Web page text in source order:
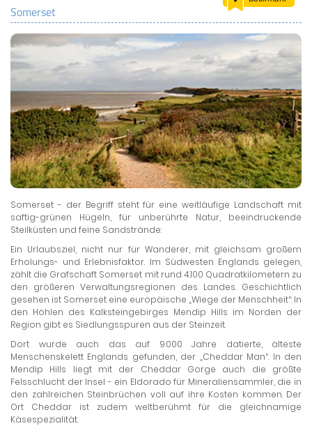
LERNCENTER
ENGLISCH
ENGLAND ZUHAUSE
BRITISH SHOP
Somerset
Somerset - der Begriff steht für eine weitläufige Landschaft mit
saftig-grünen Hügeln, für unberührte Natur, beeindruckende
Steilküsten und feine Sandstrände:
Ein Urlaubsziel, nicht nur für Wanderer, mit gleichsam großem
Erholungs- und Erlebnisfaktor. Im Südwesten Englands gelegen,
zählt die Grafschaft Somerset mit rund 4.100 Quadratkilometern zu
den größeren Verwaltungsregionen des Landes. Geschichtlich
gesehen ist Somerset eine europäische „Wiege der Menschheit“: In
den Höhlen des Kalksteingebirges Mendip Hills im Norden der
Region gibt es Siedlungsspuren aus der Steinzeit.
Dort wurde auch das auf 9.000 Jahre datierte, älteste
Menschenskelett Englands gefunden, der „Cheddar Man“. In den
Mendip Hills liegt mit der Cheddar Gorge auch die größte
Felsschlucht der Insel - ein Eldorado für Mineraliensammler, die in
den zahlreichen Steinbrüchen voll auf ihre Kosten kommen. Der
Ort Cheddar ist zudem weltberühmt für die gleichnamige
Käsespezialität.